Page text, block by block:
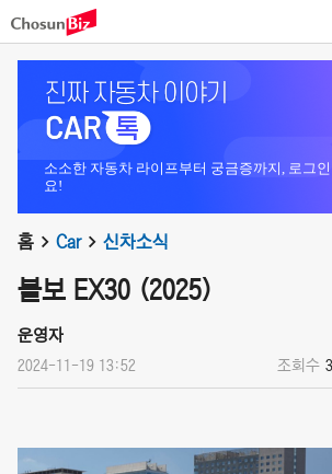
소소한 자동차 라이프부터 궁금증까지, 로그
요!
홈 Car 신차소식
볼보 EX30 (2025)
운영자
2024-11-19 13:52 조회수